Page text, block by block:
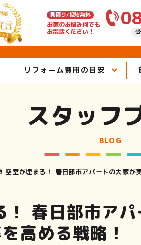
見積り/相談無料
お家のお悩み何でも
お電話ください！
リフォーム費用の目安
スタッフ
BLOG
空室が埋まる！ 春日部市アパートの大家が
！ 春日部市ア
高める戦略！